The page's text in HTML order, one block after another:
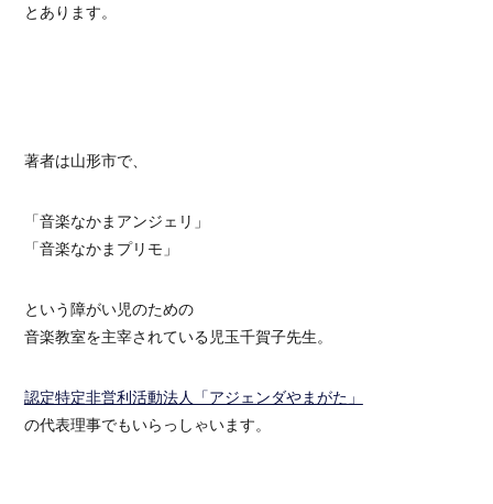
とあります。
著者は山形市で、
「音楽なかまアンジェリ」
「音楽なかまプリモ」
という障がい児のための
音楽教室を主宰されている児玉千賀子先生。
認定特定非営利活動法人「アジェンダやまがた」
の代表理事でもいらっしゃいます。